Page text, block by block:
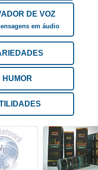
DE VOZ
em áudio
HUMOR